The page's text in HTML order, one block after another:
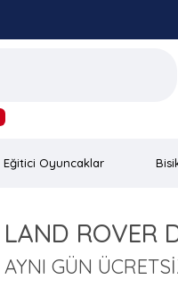
Eğitici Oyuncaklar
LAND ROVER
AYNI GÜN